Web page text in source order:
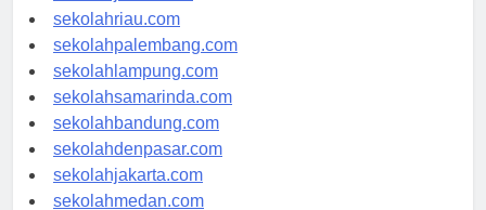
sekolahjambi.com
sekolahriau.com
sekolahpalembang.com
sekolahlampung.com
sekolahsamarinda.com
sekolahbandung.com
sekolahdenpasar.com
sekolahjakarta.com